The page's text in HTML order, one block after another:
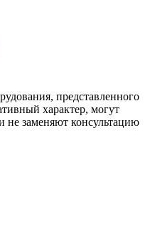
представленного
характер, могут
не заменяют консультацию